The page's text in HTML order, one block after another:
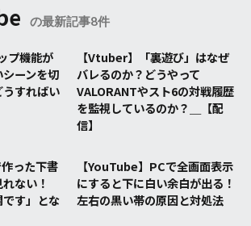
の最新記事8件
プ機能が
ーンを切
うすればい
【Vtuber】「裏遊び」はなぜ
バレるのか？どうやって
VALORANTやスト6の対戦履歴
を監視しているのか？＿【配
信】
った下書
ない！
です」とな
【YouTube】PCで全画面表示
にすると下に白い余白が出る！
左右の黒い帯の原因と対処法